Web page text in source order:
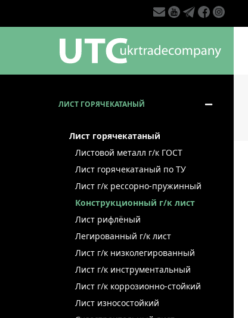
ЛИСТ ГОРЯЧЕКАТАНЫЙ
Лист горячекатаный
Листовой металл г/к ГОСТ
Лист горячекатаный по ТУ
Лист г/к рессорно-пружинный
Конструкционный г/к лист
Лист рифлёный
Легированный г/к лист
Лист г/к низколегированный
Лист г/к инструментальный
Лист г/к коррозионно-стойкий
Лист износостойкий